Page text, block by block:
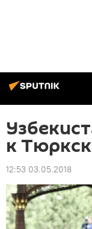
к
12:53 03.05.2018